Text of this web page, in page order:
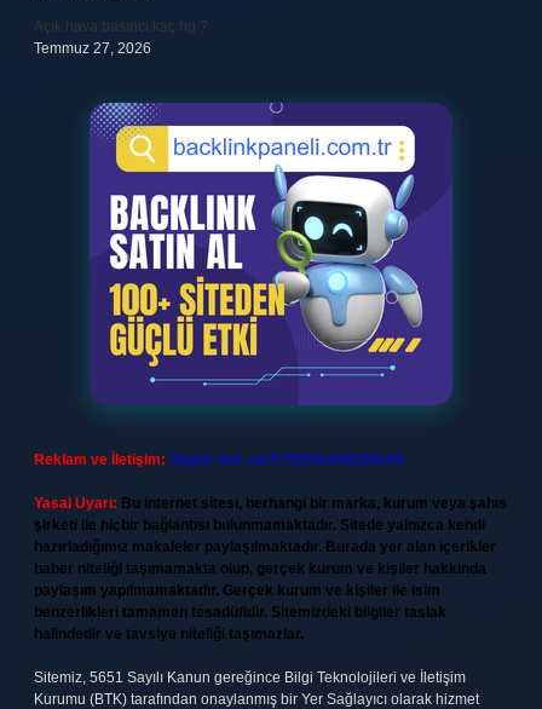
Açık hava basıncı kaç hg ?
Temmuz 27, 2026
Reklam ve İletişim: Skype: live:.cid.575569c608265c69
Yasal Uyarı: Bu internet sitesi, herhangi bir marka, kurum veya şahıs
şirketi ile hiçbir bağlantısı bulunmamaktadır. Sitede yalnızca kendi
hazırladığımız makaleler paylaşılmaktadır. Burada yer alan içerikler
haber niteliği taşımamakta olup, gerçek kurum ve kişiler hakkında
paylaşım yapılmamaktadır. Gerçek kurum ve kişiler ile isim
benzerlikleri tamamen tesadüfidir. Sitemizdeki bilgiler taslak
halindedir ve tavsiye niteliği taşımazlar.
Sitemiz, 5651 Sayılı Kanun gereğince Bilgi Teknolojileri ve İletişim
Kurumu (BTK) tarafından onaylanmış bir Yer Sağlayıcı olarak hizmet